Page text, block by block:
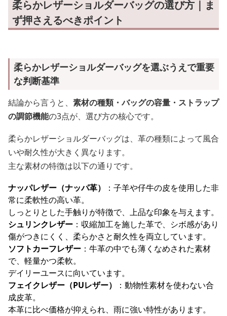
柔らかレザーショルダーバッグの選び方｜ま
ず押さえるべきポイント
柔らかレザーショルダーバッグを選ぶうえで重要
な判断基準
結論から言うと、 素材の種類・バッグの容量・ストラップ
の調節機能の3点が、選び方の核心です。
柔らかレザーショルダーバッグは、革の種類によって風合
いや耐久性が大きく異なります。
主な素材の特徴は以下の通りです。
ナッパレザー（ナッパ革）
：子羊や仔牛の皮を使用した非
常に柔軟性の高い革。
しっとりとした手触りが特徴で、上品な印象を与えます。
シュリンクレザー ：収縮加工を施した革で、シボ感があり
傷がつきにくく、柔らかさと耐久性を両立しています。
ソフトカーフレザー ：牛革の中でも薄くなめされた素材
で、軽量かつ柔軟。
デイリーユースに向いています。
フェイクレザー（PUレザー）
：動物性素材を使わない合
成皮革。
本革に比べ価格が抑えられ、雨に強い特性があります。